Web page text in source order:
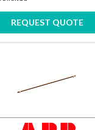
REQUEST QUOTE